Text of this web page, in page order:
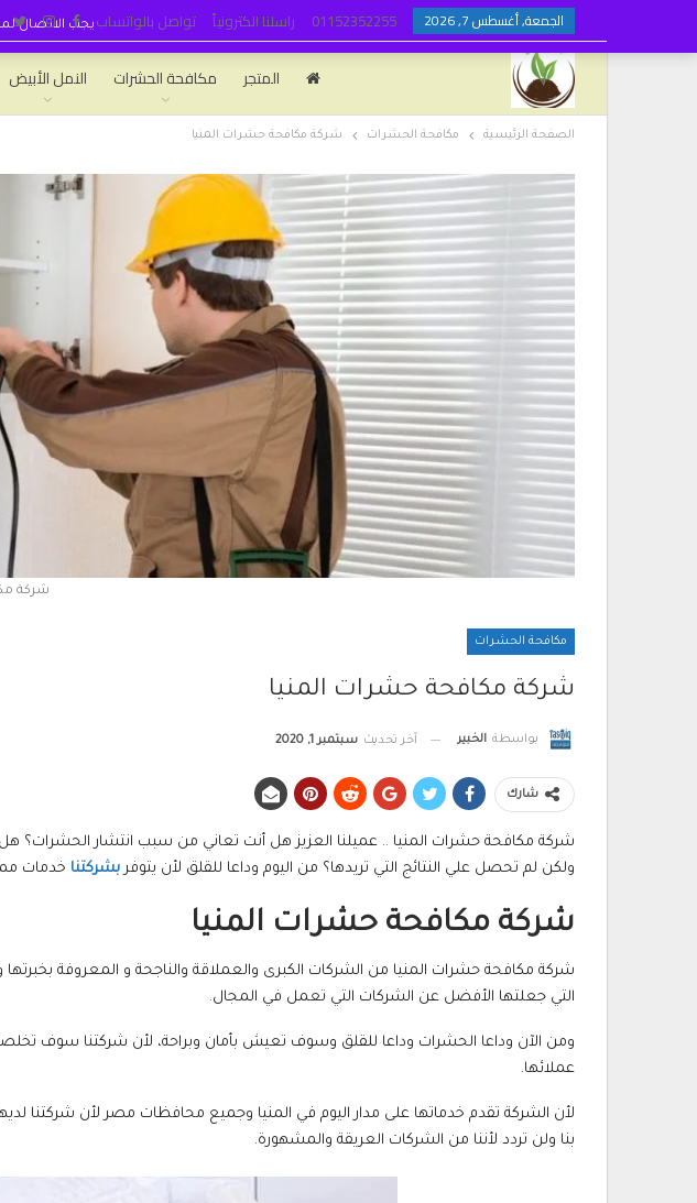
الجمعة, أغسطس 7, 2026 01152352255 راسلنا الكترونياً تواصل بالواتساب
المتجر مكافحة الحشرات النمل الأبيض
الصفحة الرئيسية مكافحة الحشرات شركة مكافحة حشرات المنيا
شركة
مكافحة الحشرات
شركة مكافحة حشرات المنيا
بواسطة الخبير آخر تحديث سبتمبر 1, 2020
شارك
شركة مكافحة حشرات المنيا .. عميلنا العزيز هل أنت تعاني من سبب انتشار
ولكن لم تحصل علي النتائج التي تريدها؟ من اليوم وداعا للقلق لأن يتوفربشركتنا خدمات
شركة مكافحة حشرات المنيا
شركة مكافحة حشرات المنيا من الشركات الكبرى والعملاقة والناجحة و المعروفة
التي جعلتها الأفضل عن الشركات التي تعمل في المجال.
ومن الآن وداعا الحشرات وداعا للقلق وسوف تعيش بأمان وبراحة، لأن شركتنا
عملائها.
لأن الشركة تقدم خدماتها على مدار اليوم في المنيا وجميع محافظات مصر لأن شركتنا
بنا ولن تردد لأننا من الشركات العريقة والمشهورة.
يجب الاتصال